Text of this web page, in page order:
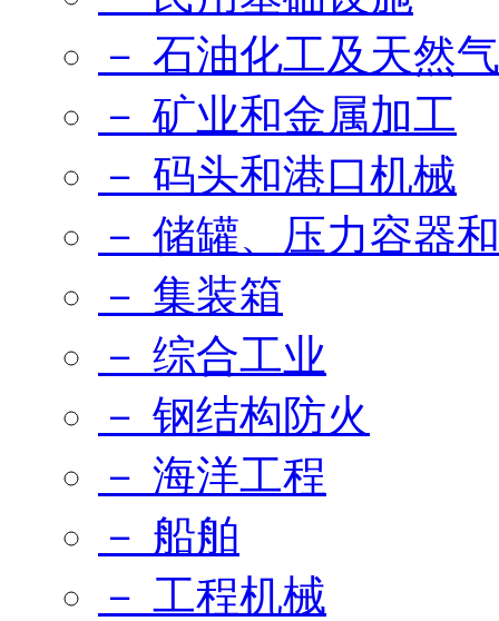
－ 石油化工及天然气
－ 矿业和金属加工
－ 码头和港口机械
－ 储罐、压力容器
－ 集装箱
－ 综合工业
－ 钢结构防火
－ 海洋工程
－ 船舶
－ 工程机械